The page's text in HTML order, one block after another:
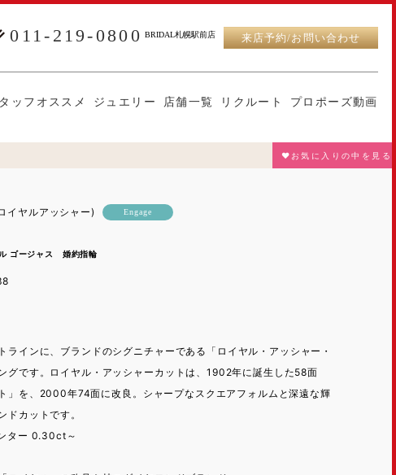
011-219-0800 BRIDAL札幌駅前店 来店予約/お問い合わせ
ッフオススメ ジュエリー 店舗一覧 リクルート プロポーズ動画
♥お気に入りの中を見る
イヤルアッシャー) Engage
ル ゴージャス 婚約指輪
ラインに、ブランドのシグニチャーである「ロイヤル・アッシャー・
グです。ロイヤル・アッシャーカットは、1902年に誕生した58面
」を、2000年74面に改良。シャープなスクエアフォルムと深遠な輝
ドカットです。
ター 0.30ct～